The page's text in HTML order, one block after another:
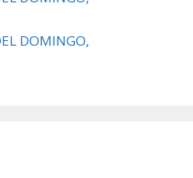
DOMINGO,